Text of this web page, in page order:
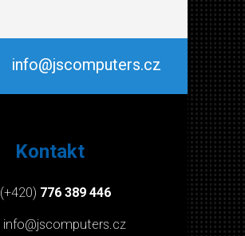
info@jscomputers.cz
Kontakt
(+420) 776 389 446
info@jscomputers.cz